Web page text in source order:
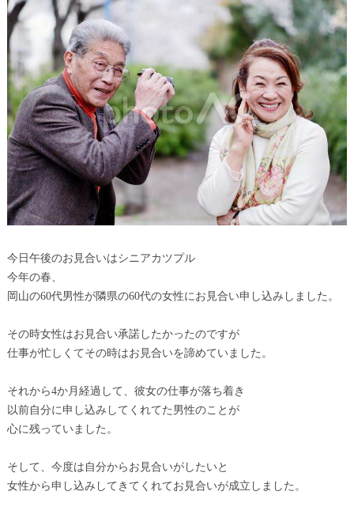
今日午後のお見合いはシニアカツプル
今年の春、
岡山の60代男性が隣県の60代の女性にお見合い申し込みしました。
その時女性はお見合い承諾したかったのですが
仕事が忙しくてその時はお見合いを諦めていました。
それから4か月経過して、彼女の仕事が落ち着き
以前自分に申し込みしてくれてた男性のことが
心に残っていました。
そして、今度は自分からお見合いがしたいと
女性から申し込みしてきてくれてお見合いが成立しました。